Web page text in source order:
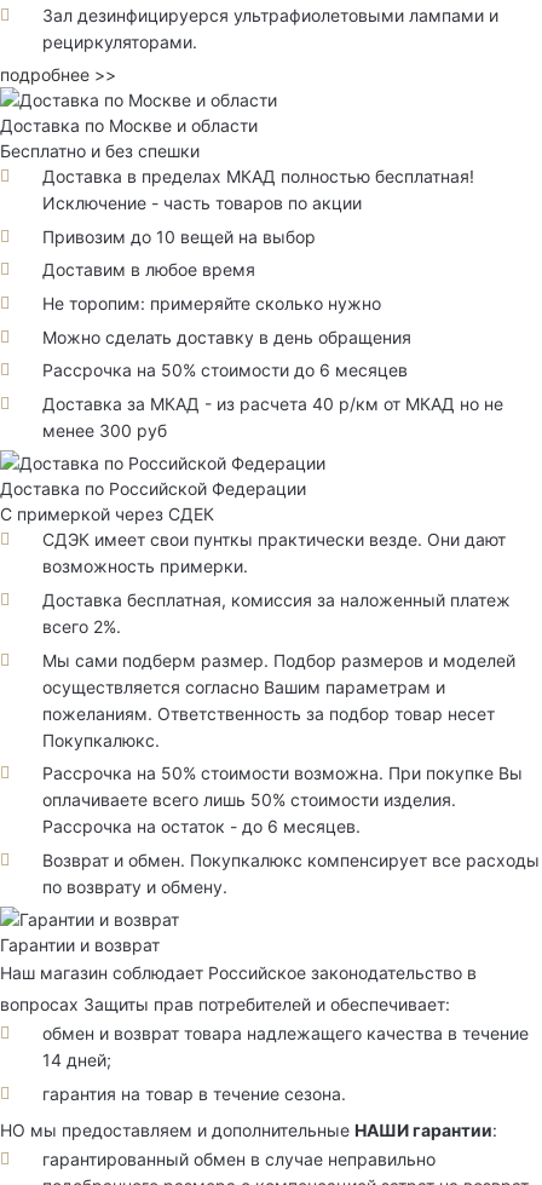
Зал дезинфицируерся ультрафиолетовыми лампами и
рециркуляторами.
подробнее >>
Доставка по Москве и области
Бесплатно и без спешки
Доставка в пределах МКАД полностью бесплатная!
Исключение - часть товаров по акции
Привозим до 10 вещей на выбор
Доставим в любое время
Не торопим: примеряйте сколько нужно
Можно сделать доставку в день обращения
Рассрочка на 50% стоимости до 6 месяцев
Доставка за МКАД - из расчета 40 р/км от МКАД но не
менее 300 руб
Доставка по Российской Федерации
С примеркой через СДЕК
СДЭК имеет свои пунткы практически везде. Они дают
возможность примерки.
Доставка бесплатная, комиссия за наложенный платеж
всего 2%.
Мы сами подберм размер. Подбор размеров и моделей
осуществляется согласно Вашим параметрам и
пожеланиям. Ответственность за подбор товар несет
Покупкалюкс.
Рассрочка на 50% стоимости возможна. При покупке Вы
оплачиваете всего лишь 50% стоимости изделия.
Рассрочка на остаток - до 6 месяцев.
Возврат и обмен. Покупкалюкс компенсирует все расходы
по возврату и обмену.
Гарантии и возврат
Наш магазин соблюдает Российское законодательство в
вопросах Защиты прав потребителей и обеспечивает:
обмен и возврат товара надлежащего качества в течение
14 дней;
гарантия на товар в течение сезона.
НО мы предоставляем и дополнительные НАШИ гарантии:
гарантированный обмен в случае неправильно